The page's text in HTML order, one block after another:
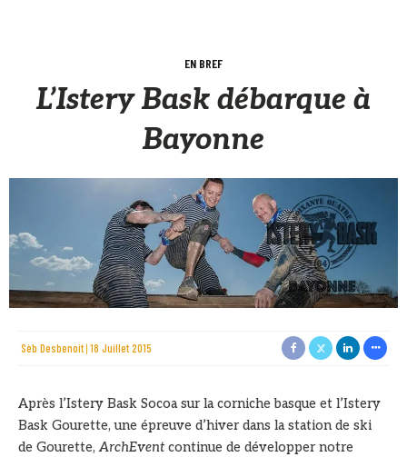
EN BREF
L’Istery Bask débarque à
Bayonne
Sèb Desbenoit 18 Juillet 2015
Après l’Istery Bask Socoa sur la corniche basque et l’Istery
Bask Gourette, une épreuve d’hiver dans la station de ski
de Gourette,ArchEventcontinue de développer notre